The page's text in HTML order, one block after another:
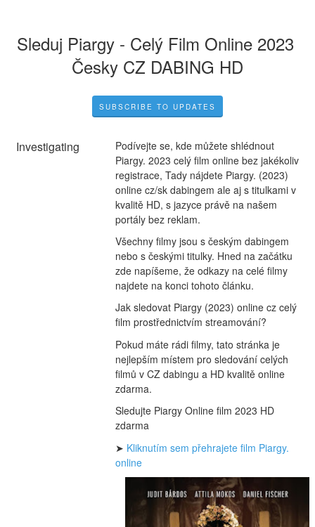
Sleduj Piargy - Celý Film Online 2023
Česky CZ DABING HD
SUBSCRIBE TO UPDATES
Investigating
Podívejte se, kde můžete shlédnout
Piargy. 2023 celý film online bez jakékoliv
registrace, Tady nájdete Piargy. (2023)
online cz/sk dabingem ale aj s titulkami v
kvalitě HD, s jazyce právě na našem
portály bez reklam.
Všechny filmy jsou s českým dabingem
nebo s českými titulky. Hned na začátku
zde napíšeme, že odkazy na celé filmy
najdete na konci tohoto článku.
Jak sledovat Piargy (2023) online cz celý
film prostřednictvím streamování?
Pokud máte rádi filmy, tato stránka je
nejlepším místem pro sledování celých
filmů v CZ dabingu a HD kvalitě online
zdarma.
Sledujte Piargy Online film 2023 HD
zdarma
➤ Kliknutím sem přehrajete film Piargy.
online